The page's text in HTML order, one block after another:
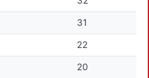
31
22
20